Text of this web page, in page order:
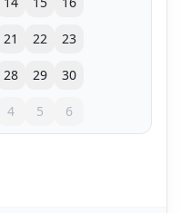
21 22 23
28 29 30
4 5 6